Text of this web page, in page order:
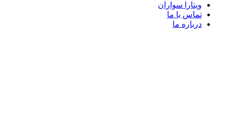
ویتارا سواران
تماس با ما
درباره ما